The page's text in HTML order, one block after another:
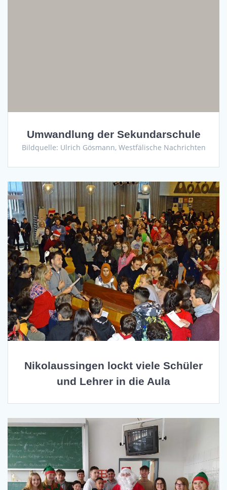
Umwandlung der Sekundarschule
Bildquelle: Ulrich Gösmann, Westfälische Nachrichten
Nikolaussingen lockt viele Schüler
und Lehrer in die Aula